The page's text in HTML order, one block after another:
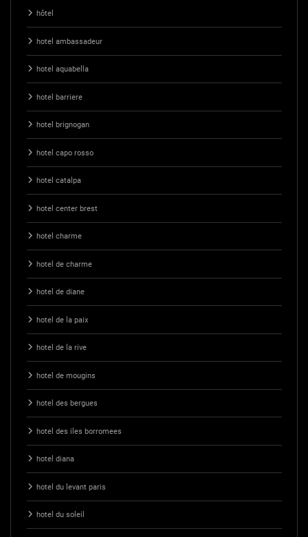
hôtel
hotel ambassadeur
hotel aquabella
hotel barriere
hotel brignogan
hotel capo rosso
hotel catalpa
hotel center brest
hotel charme
hotel de charme
hotel de diane
hotel de la paix
hotel de la rive
hotel de mougins
hotel des bergues
hotel des iles borromees
hotel diana
hotel du levant paris
hotel du soleil